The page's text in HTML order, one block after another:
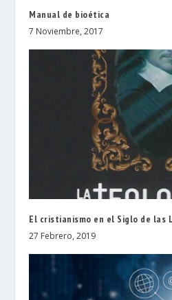
Manual de bioética
7 Noviembre, 2017
El cristianismo en el Siglo de las
27 Febrero, 2019